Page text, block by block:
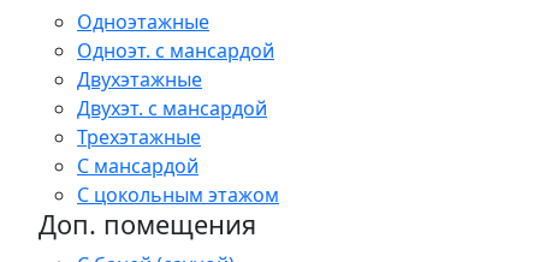
Одноэтажные
Одноэт. с мансардой
Двухэтажные
Двухэт. с мансардой
Трехэтажные
С мансардой
С цокольным этажом
Доп. помещения